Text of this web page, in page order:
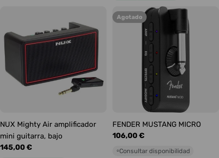
NUX Mighty Air amplificador
mini guitarra, bajo
Precio
145,00 €
Agotado
FENDER MUSTANG MICRO
Precio
106,00 €
○Consultar disponibilidad